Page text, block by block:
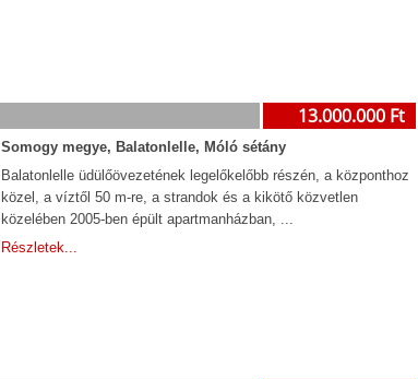
13.000.000 Ft
Somogy megye, Balatonlelle, Móló sétány
Balatonlelle üdülőövezetének legelőkelőbb részén, a központhoz
közel, a víztől 50 m-re, a strandok és a kikötő közvetlen
közelében 2005-ben épült apartmanházban, ...
Részletek...